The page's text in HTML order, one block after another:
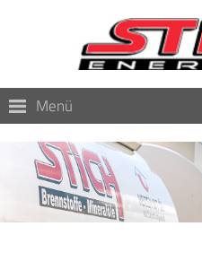
Menü